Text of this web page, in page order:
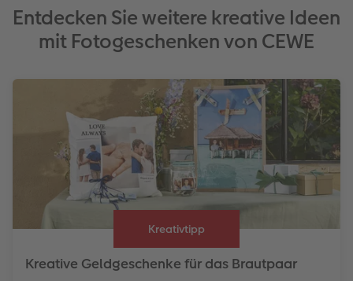
Entdecken Sie weitere kreative Ideen
mit Fotogeschenken von CEWE
Kreativtipp
Kreative Geldgeschenke für das Brautpaar